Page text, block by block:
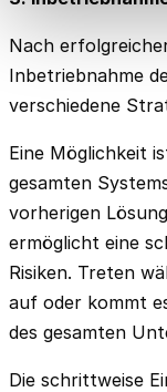
Nach
Inbetriebnahme
verschiedene
Eine Möglichkeit
gesamten
vorherigen
ermöglicht eine
Risiken. Treten
auf oder kommt
des gesamten
Die schrittweise